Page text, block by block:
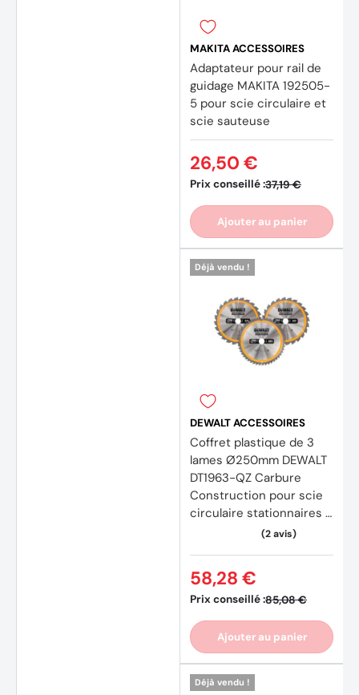
MAKITA ACCESSOIRES
Adaptateur pour rail de
guidage MAKITA 192505-
5 pour scie circulaire et
scie sauteuse
Prix conseillé :37,19 €
26,50 €
Ajouter au panier
Déjà vendu !
DEWALT ACCESSOIRES
Coffret plastique de 3
lames Ø250mm DEWALT
DT1963-QZ Carbure
Construction pour scie
circulaire stationnaires :
DT1952x2, DT1959
Prix conseillé :85,08 €
58,28 €
Ajouter au panier
Déjà vendu !